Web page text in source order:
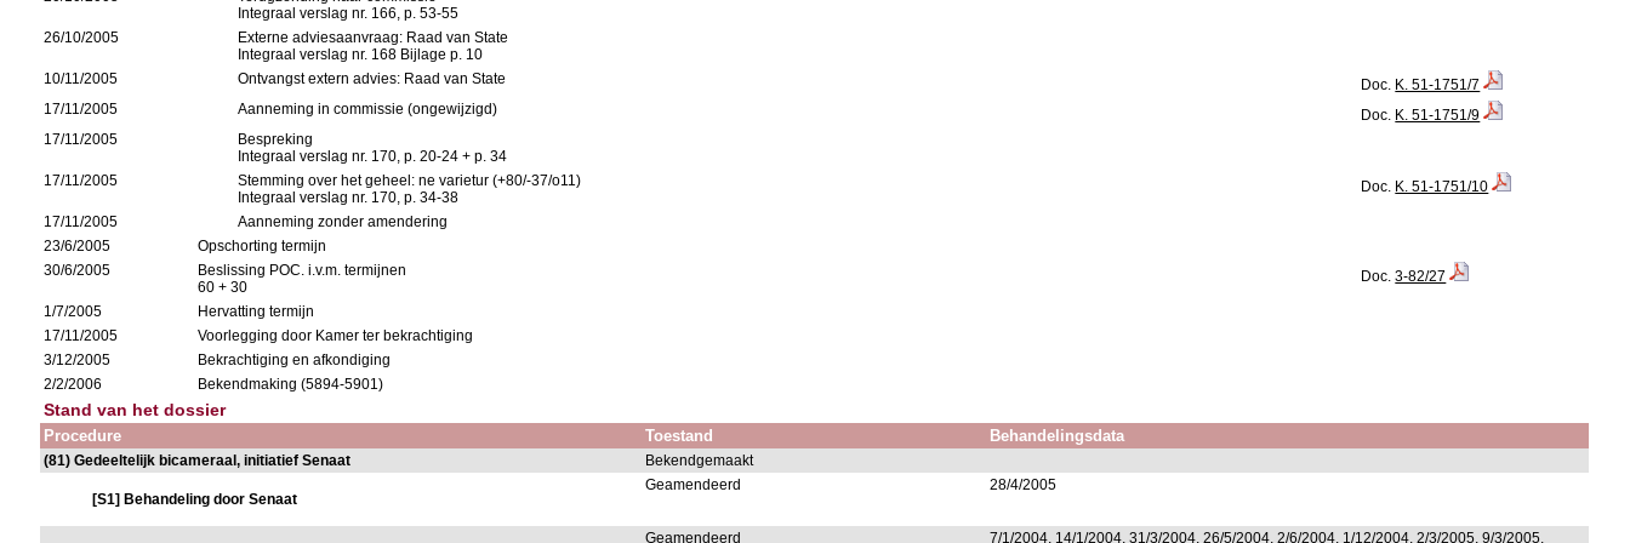
Integraal verslag nr. 166, p. 53-55
26/10/2005
Externe adviesaanvraag: Raad van State
Integraal verslag nr. 168 Bijlage p. 10
10/11/2005
Ontvangst extern advies: Raad van State Doc. K. 51-1751/7
17/11/2005
Aanneming in commissie (ongewijzigd) Doc. K. 51-1751/9
17/11/2005
Bespreking
Integraal verslag nr. 170, p. 20-24 + p. 34
17/11/2005
Stemming over het geheel: ne varietur (+80/-37/o11)
Integraal verslag nr. 170, p. 34-38
Doc. K. 51-1751/10
17/11/2005
Aanneming zonder amendering
23/6/2005
Opschorting termijn
30/6/2005
Beslissing POC. i.v.m. termijnen
60 + 30
Doc.3-82/27
1/7/2005
Hervatting termijn
17/11/2005
Voorlegging door Kamer ter bekrachtiging
3/12/2005
Bekrachtiging en afkondiging
2/2/2006
Bekendmaking (5894-5901)
Stand van het dossier
Procedure Toestand Behandelingsdata
(81) Gedeeltelijk bicameraal, initiatief Senaat Bekendgemaakt
[S1] Behandeling door Senaat
Geamendeerd 28/4/2005
Geamendeerd 7/1/2004, 14/1/2004, 31/3/2004, 26/5/2004, 2/6/2004, 1/12/2004, 2/3/2005, 9/3/2005,